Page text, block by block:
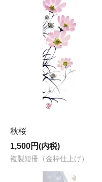
秋桜
1,500円(内税)
複製短冊（金枠仕上げ）